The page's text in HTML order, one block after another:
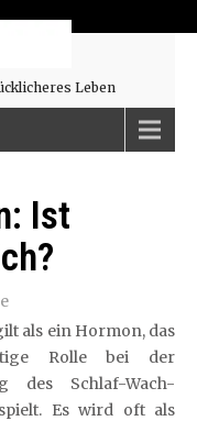
Leben
Ist
als ein Hormon, das
Rolle bei der
des Schlaf-Wach-
Es wird oft als